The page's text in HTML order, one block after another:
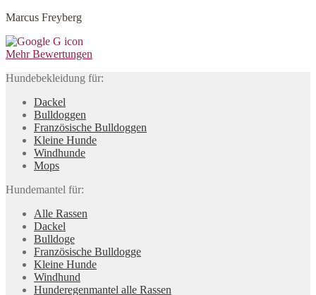
Marcus Freyberg
Mehr Bewertungen
Hundebekleidung für:
Dackel
Bulldoggen
Französische Bulldoggen
Kleine Hunde
Windhunde
Mops
Hundemantel für:
Alle Rassen
Dackel
Bulldoge
Französische Bulldogge
Kleine Hunde
Windhund
Hunderegenman­tel alle Rassen